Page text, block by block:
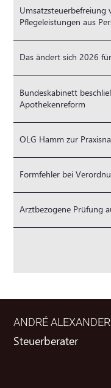
Pflegeleistungen aus
Das ändert sich 2026
Bundeskabinett
Apothekenreform
OLG Hamm zur
Formfehler bei
Arztbezogene Prüfung
ANDRÉ
Steuerberater